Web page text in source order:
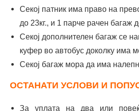
Секој патник има право на
до 23кг., и 1 парче рачен багаж
Секој дополнителен багаж се
куфер во автобус доколку има
Секој багаж мора да има
ОСТАНАТИ УСЛОВИ И
За уплата на два или